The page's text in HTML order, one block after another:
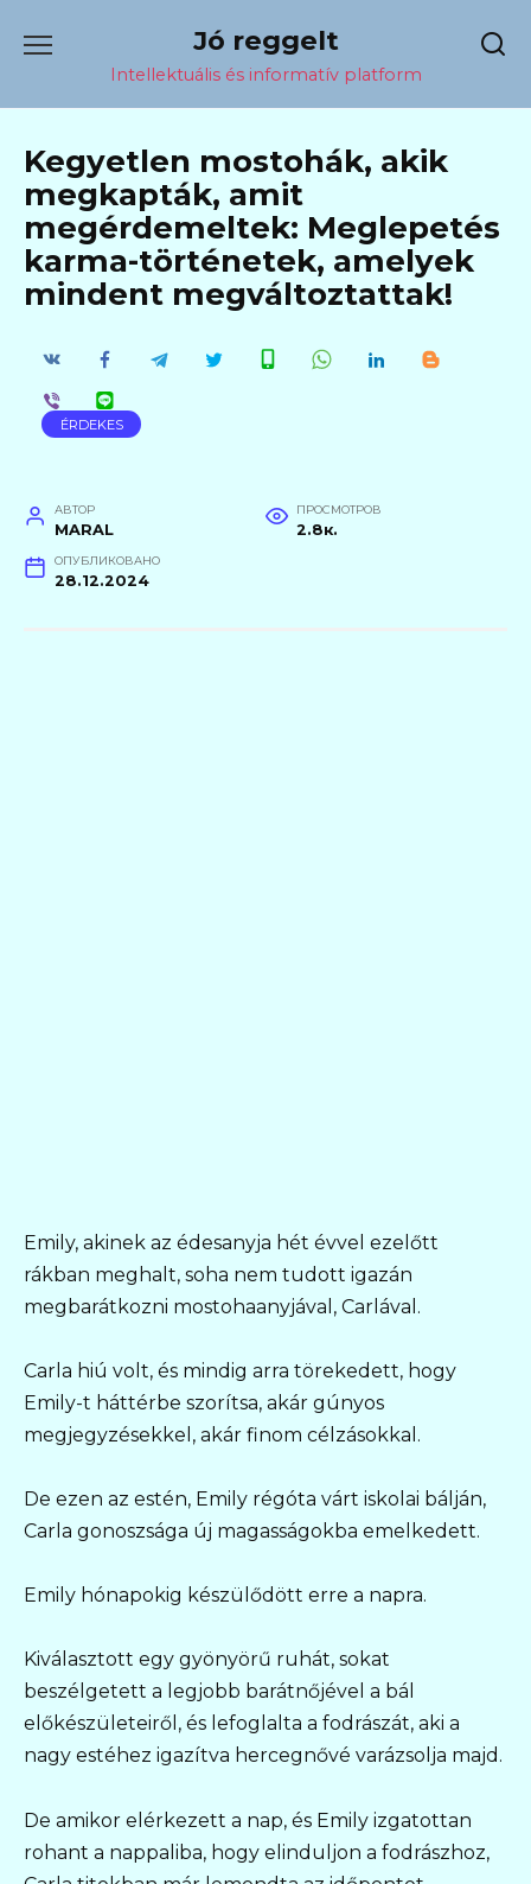
содержанию
Jó reggelt
Intellektuális és informatív platform
Kegyetlen mostohák, akik
megkapták, amit
megérdemeltek: Meglepetés
karma-történetek, amelyek
mindent megváltoztattak!
ÉRDEKES
АВТОР
MARAL
ПРОСМОТРОВ
2.8к.
ОПУБЛИКОВАНО
28.12.2024
Emily, akinek az édesanyja hét évvel ezelőtt
rákban meghalt, soha nem tudott igazán
megbarátkozni mostohaanyjával, Carlával.
Carla hiú volt, és mindig arra törekedett, hogy
Emily-t háttérbe szorítsa, akár gúnyos
megjegyzésekkel, akár finom célzásokkal.
De ezen az estén, Emily régóta várt iskolai bálján,
Carla gonoszsága új magasságokba emelkedett.
Emily hónapokig készülődött erre a napra.
Kiválasztott egy gyönyörű ruhát, sokat
beszélgetett a legjobb barátnőjével a bál
előkészületeiről, és lefoglalta a fodrászát, aki a
nagy estéhez igazítva hercegnővé varázsolja majd.
De amikor elérkezett a nap, és Emily izgatottan
rohant a nappaliba, hogy elinduljon a fodrászhoz,